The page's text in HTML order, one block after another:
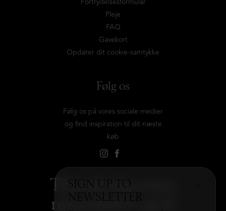
SIGN UP TO
Fortrydelsesformular
Pleje
FAQ
Gavekort
Opdater dit cookie-samtykke
Følg os
Følg os på vores sociale medier
og find inspiration til dit næste
køb
Tilmeld dig vores
nyhedsbrev og få